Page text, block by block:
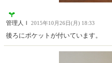
管理人Ｉ 2015年10月26日(月) 18:33
後ろにポケットが付いています。